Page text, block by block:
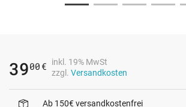
3900 €
inkl. 19% MwSt
zzgl. Versandkosten
Ab 150€ versandkostenfrei